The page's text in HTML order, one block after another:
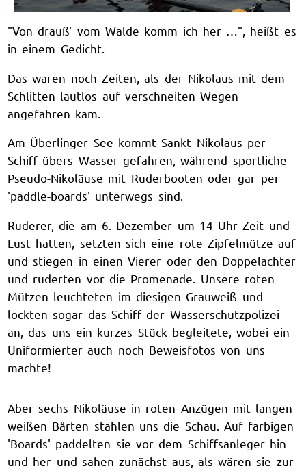
"Von drauß' vom Walde komm ich her …", heißt es
in einem Gedicht.
Das waren noch Zeiten, als der Nikolaus mit dem
Schlitten lautlos auf verschneiten Wegen
angefahren kam.
Am Überlinger See kommt Sankt Nikolaus per
Schiff übers Wasser gefahren, während sportliche
Pseudo-Nikoläuse mit Ruderbooten oder gar per
'paddle-boards' unterwegs sind.
Ruderer, die am 6. Dezember um 14 Uhr Zeit und
Lust hatten, setzten sich eine rote Zipfelmütze auf
und stiegen in einen Vierer oder den Doppelachter
und ruderten vor die Promenade. Unsere roten
Mützen leuchteten im diesigen Grauweiß und
lockten sogar das Schiff der Wasserschutzpolizei
an, das uns ein kurzes Stück begleitete, wobei ein
Uniformierter auch noch Beweisfotos von uns
machte!
Aber sechs Nikoläuse in roten Anzügen mit langen
weißen Bärten stahlen uns die Schau. Auf farbigen
'Boards' paddelten sie vor dem Schiffsanleger hin
und her und sahen zunächst aus, als wären sie zur